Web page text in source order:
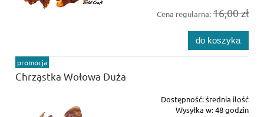
Cena regularna:16,00 zł
do koszyka
Chrząstka Wołowa Duża
Dostępność:średnia ilość
Wysyłka w:48 godzin
promocja